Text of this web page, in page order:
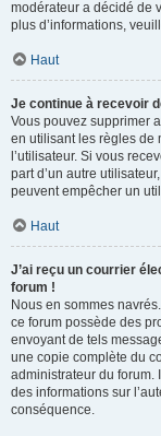
modérateur a décidé de
plus d’informations,
Haut
Je continue à recevoir
Vous pouvez supprimer
en utilisant les règles de
l’utilisateur. Si vous
part d’un autre
peuvent empêcher un
Haut
J’ai reçu un courrier
forum !
Nous en sommes
ce forum possède des
envoyant de tels
une copie complète du
administrateur du forum.
des informations sur
conséquence.